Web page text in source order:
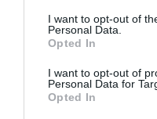
I want to opt-out of
Personal Data.
Opted In
I want to opt-out of
Personal Data for
Opted In
Soutenez-